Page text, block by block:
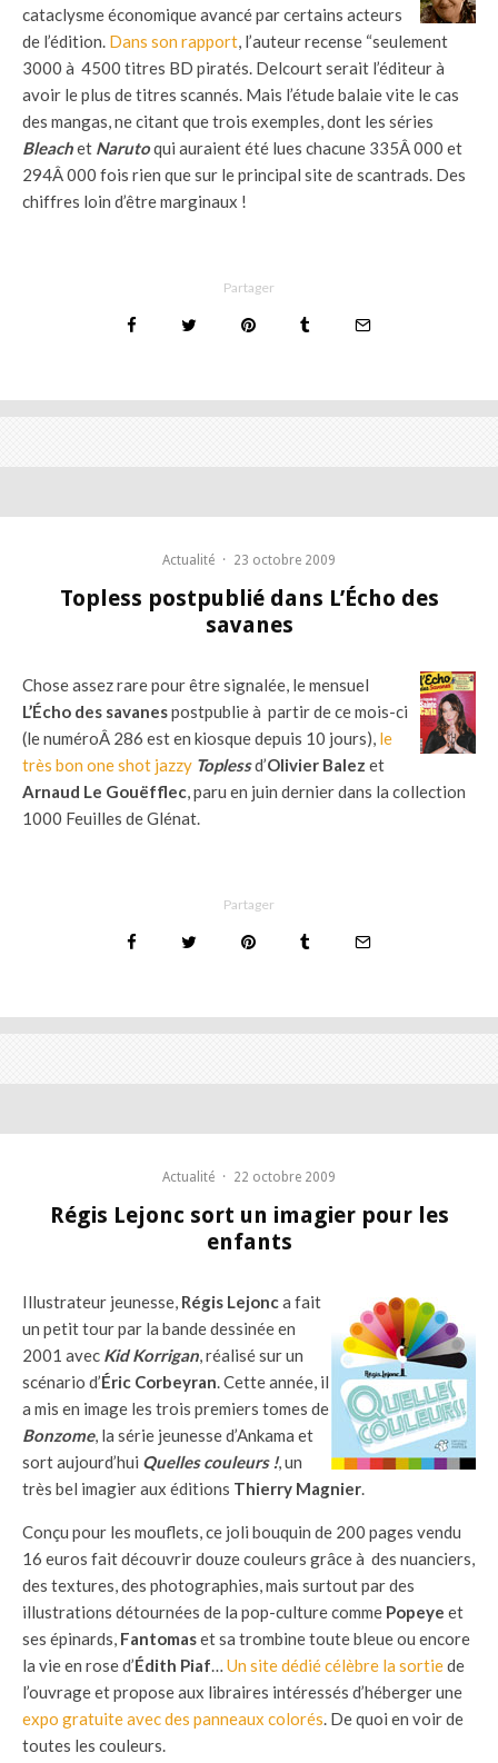
cataclysme économique avancé par certains acteurs
de l’édition. Dans son rapport, l’auteur recense “seulement
3000 à 4500 titres BD piratés. Delcourt serait l’éditeur à
avoir le plus de titres scannés. Mais l’étude balaie vite le cas
des mangas, ne citant que trois exemples, dont les séries
Bleachet Narutoqui auraient été lues chacune 335Â 000 et
294Â 000 fois rien que sur le principal site de scantrads. Des
chiffres loin d’être marginaux !
Partager
Actualité · 23 octobre 2009
Topless postpublié dans L’Écho des
savanes
Chose assez rare pour être signalée, le mensuel
L’Écho des savanespostpublie à partir de ce mois-ci
(le numéroÂ 286 est en kiosque depuis 10 jours), le
très bon one shot jazzy Toplessd’Olivier Balez et
Arnaud Le Gouëfflec, paru en juin dernier dans la collection
1000 Feuilles de Glénat.
Partager
Actualité · 22 octobre 2009
Régis Lejonc sort un imagier pour les
enfants
Illustrateur jeunesse, Régis Lejonca fait
un petit tour par la bande dessinée en
2001 avec Kid Korrigan, réalisé sur un
scénario d’Éric Corbeyran. Cette année, il
a mis en image les trois premiers tomes de
Bonzome, la série jeunesse d’Ankama et
sort aujourd’hui Quelles couleurs !, un
très bel imagier aux éditions Thierry Magnier.
Conçu pour les mouflets, ce joli bouquin de 200 pages vendu
16 euros fait découvrir douze couleurs grâce à des nuanciers,
des textures, des photographies, mais surtout par des
illustrations détournées de la pop-culture comme Popeye et
ses épinards, Fantomaset sa trombine toute bleue ou encore
la vie en rose d’Édith Piaf… Un site dédié célèbre la sortiede
l’ouvrage et propose aux libraires intéressés d’héberger une
expo gratuite avec des panneaux colorés. De quoi en voir de
toutes les couleurs.